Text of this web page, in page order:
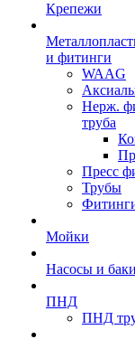
Крепежи
и фитинги
WAAG
Нерж.
труба
Пресс
Трубы
Мойки
Насосы и баки
ПНД
ПНД